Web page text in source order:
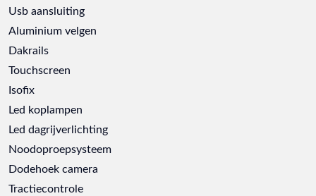
Usb aansluiting
Aluminium velgen
Dakrails
Touchscreen
Isofix
Led koplampen
Led dagrijverlichting
Noodoproepsysteem
Dodehoek camera
Tractiecontrole